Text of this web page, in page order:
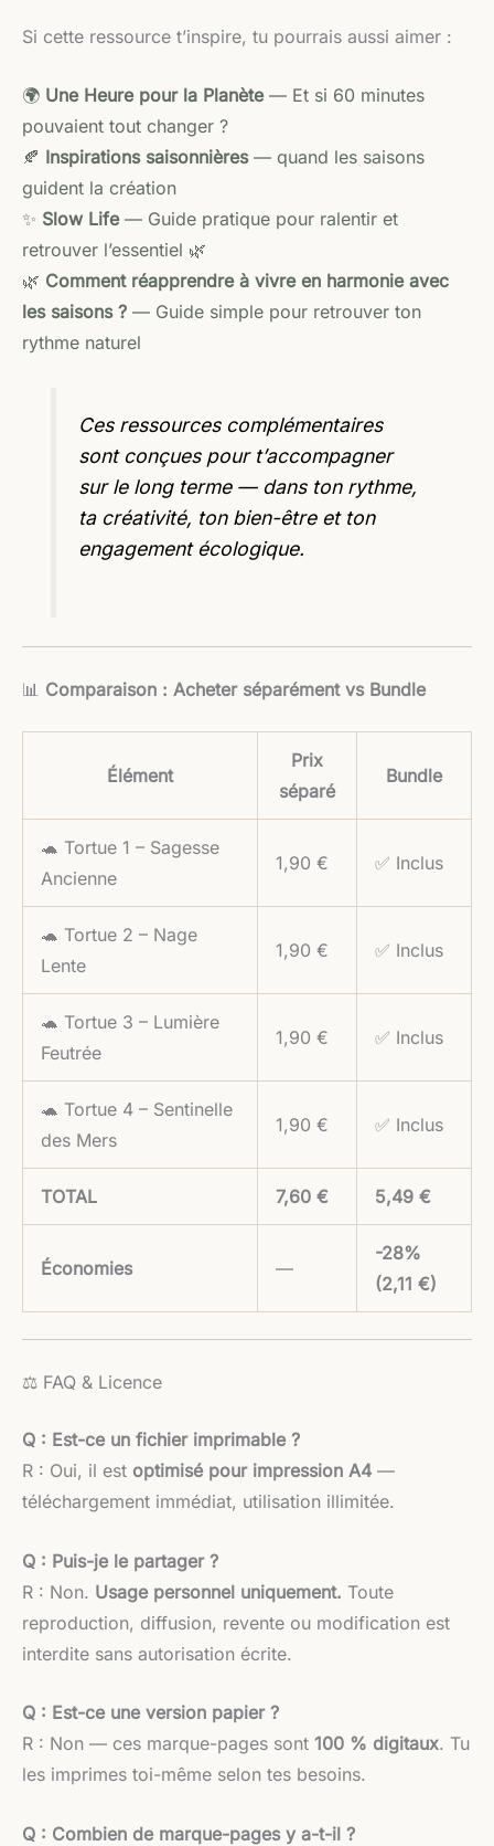
Si cette ressource t’inspire, tu pourrais aussi aimer :
🌍 Une Heure pour la Planète— Et si 60 minutes
pouvaient tout changer ?
🍂 Inspirations saisonnières— quand les saisons
guident la création
✨ Slow Life— Guide pratique pour ralentir et
retrouver l’essentiel 🌿
🌿 Comment réapprendre à vivre en harmonie avec
les saisons ? — Guide simple pour retrouver ton
rythme naturel
Ces ressources complémentaires
sont conçues pour t’accompagner
sur le long terme — dans ton rythme,
ta créativité, ton bien-être et ton
engagement écologique.
📊 Comparaison : Acheter séparément vs Bundle
Élément
Prix
séparé
Bundle
🐢 Tortue 1 – Sagesse
Ancienne
1,90 € ✅ Inclus
🐢 Tortue 2 – Nage
Lente
1,90 € ✅ Inclus
🐢 Tortue 3 – Lumière
Feutrée
1,90 € ✅ Inclus
🐢 Tortue 4 – Sentinelle
des Mers
1,90 € ✅ Inclus
TOTAL 7,60 € 5,49 €
Économies —
-28%
(2,11 €)
⚖️ FAQ & Licence
Q : Est-ce un fichier imprimable ?
R : Oui, il est optimisé pour impression A4 —
téléchargement immédiat, utilisation illimitée.
Q : Puis-je le partager ?
R : Non. Usage personnel uniquement. Toute
reproduction, diffusion, revente ou modification est
interdite sans autorisation écrite.
Q : Est-ce une version papier ?
R : Non — ces marque-pages sont 100 % digitaux. Tu
les imprimes toi-même selon tes besoins.
Q : Combien de marque-pages y a-t-il ?